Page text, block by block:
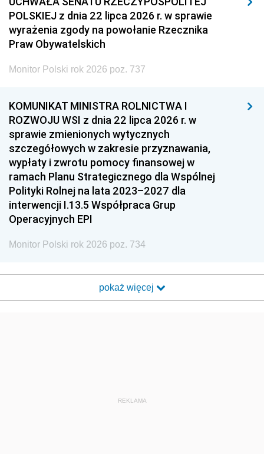
POLSKIEJ z dnia 22 lipca 2026 r. w sprawie
wyrażenia zgody na powołanie Rzecznika
Praw Obywatelskich
Monitor Polski rok 2026 poz. 737
KOMUNIKAT MINISTRA ROLNICTWA I
ROZWOJU WSI z dnia 22 lipca 2026 r. w
sprawie zmienionych wytycznych
szczegółowych w zakresie przyznawania,
wypłaty i zwrotu pomocy finansowej w
ramach Planu Strategicznego dla Wspólnej
Polityki Rolnej na lata 2023–2027 dla
interwencji I.13.5 Współpraca Grup
Operacyjnych EPI
Monitor Polski rok 2026 poz. 734
pokaż więcej
REKLAMA